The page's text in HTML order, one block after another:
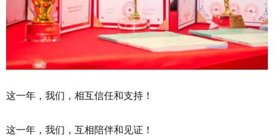
这一年，我们，相互信任和支持！
这一年，我们，互相陪伴和见证！